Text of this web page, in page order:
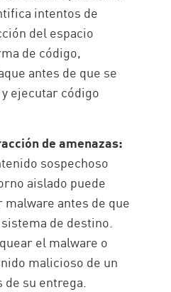
intentos de
del espacio
de código,
antes de que se
ejecutar código
de amenazas:
sospechoso
aislado puede
malware antes de que
de destino.
el malware o
malicioso de un
de su entrega.